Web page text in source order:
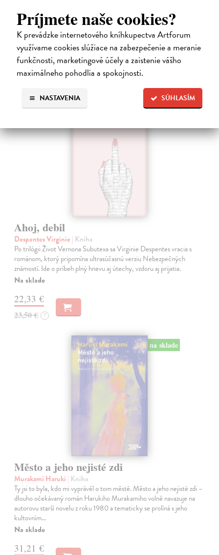
Príjmete naše cookies?
K prevádzke internetového kníhkupectva Artforum
využívame cookies slúžiace na zabezpečenie a meranie
funkčnosti, marketingové účely a zaistenie vášho
maximálneho pohodlia a spokojnosti.
SÚHLASÍM
NASTAVENIA
jej priateľ Hideaki, za ktorého sa chcela vydať, len tak mimochodom
oznámi, že ju podvádza a žení sa s inou. Jej život sa zrazu rúca.
Na sklade
13,71 €
14,90 € ?
na sklade
Ahoj, debil
Despentes Virginie | Kniha
Po trilógii Život Vernona Subutexa sa Virginie Despentes vracia s
románom, ktorý pripomína ultrasúčasnú verziu Nebezpečných
známostí. Ide o príbeh plný hnevu aj útechy, vzdoru aj prijatia.
Na sklade
22,33 €
23,50 € ?
na sklade
Město a jeho nejisté zdi
Murakami Haruki | Kniha
Ty jsi to byla, kdo mi vyprávěl o tom městě. Město a jeho nejisté zdi –
dlouho očekávaný román Harukiho Murakamiho volně navazuje na
autorovu starší novelu z roku 1980 a tematicky se prolíná s jeho
kultovním…
Na sklade
31,21 €